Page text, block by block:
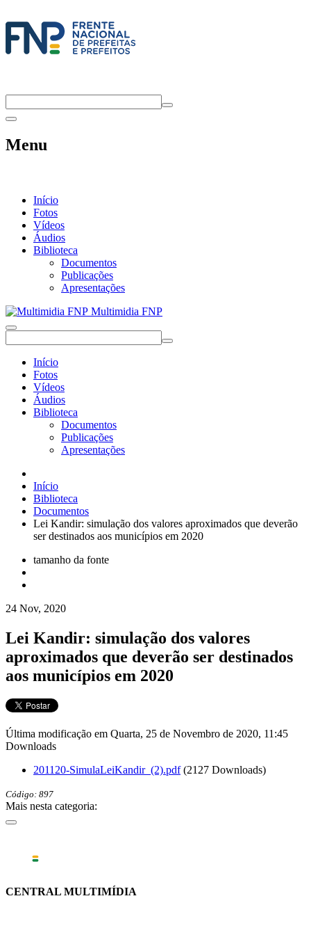
Menu
Início
Fotos
Vídeos
Áudios
Biblioteca
Documentos
Publicações
Apresentações
Multimidia FNP
Início
Fotos
Vídeos
Áudios
Biblioteca
Documentos
Publicações
Apresentações
Início
Biblioteca
Documentos
Lei Kandir: simulação dos valores aproximados que deverão
ser destinados aos municípios em 2020
tamanho da fonte
24 Nov, 2020
Lei Kandir: simulação dos valores
aproximados que deverão ser destinados
aos municípios em 2020
Última modificação em Quarta, 25 de Novembro de 2020, 11:45
Downloads
201120-SimulaLeiKandir_(2).pdf (2127 Downloads)
Código: 897
Mais nesta categoria:
CENTRAL MULTIMÍDIA